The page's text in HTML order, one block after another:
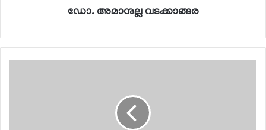
ഡോ. അമാനുല്ല വടക്കാങ്ങര